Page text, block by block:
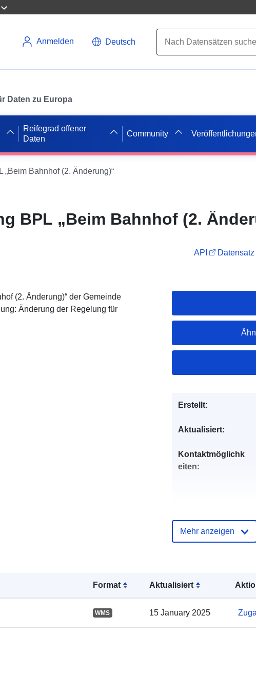
Anmelden Deutsch
Daten zu Europa
Reifegrad offener
Daten
Community
„Beim Bahnhof (2. Änderung)“
BPL „Beim Bahnhof (2.
API
(2. Änderung)“ der Gemeinde
Änderung der Regelung für
Format Aktualisiert
WMS 15 January 2025
Erstellt:
Aktualisiert:
Kontaktmöglichk
eiten:
Gebiet:
Mehr anzeigen